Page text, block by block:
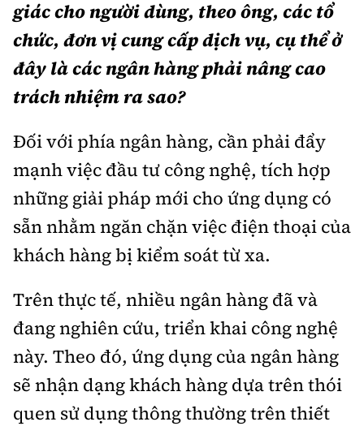
giác cho người dùng, theo ông, các tổ
chức, đơn vị cung cấp dịch vụ, cụ thể ở
đây là các ngân hàng phải nâng cao
trách nhiệm ra sao?
Đối với phía ngân hàng, cần phải đẩy
mạnh việc đầu tư công nghệ, tích hợp
những giải pháp mới cho ứng dụng có
sẵn nhằm ngăn chặn việc điện thoại của
khách hàng bị kiểm soát từ xa.
Trên thực tế, nhiều ngân hàng đã và
đang nghiên cứu, triển khai công nghệ
này. Theo đó, ứng dụng của ngân hàng
sẽ nhận dạng khách hàng dựa trên thói
quen sử dụng thông thường trên thiết